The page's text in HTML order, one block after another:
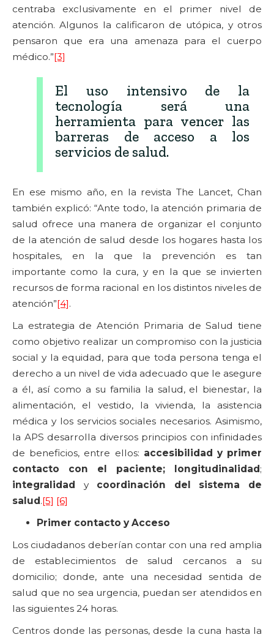
centraba exclusivamente en el primer nivel de
atención. Algunos la calificaron de utópica, y otros
pensaron que era una amenaza para el cuerpo
médico.”[3]
El uso intensivo de la
tecnología será una
herramienta para vencer las
barreras de acceso a los
servicios de salud.
En ese mismo año, en la revista The Lancet, Chan
también explicó: “Ante todo, la atención primaria de
salud ofrece una manera de organizar el conjunto
de la atención de salud desde los hogares hasta los
hospitales, en la que la prevención es tan
importante como la cura, y en la que se invierten
recursos de forma racional en los distintos niveles de
atención”[4].
La estrategia de Atención Primaria de Salud tiene
como objetivo realizar un compromiso con la justicia
social y la equidad, para que toda persona tenga el
derecho a un nivel de vida adecuado que le asegure
a él, así como a su familia la salud, el bienestar, la
alimentación, el vestido, la vivienda, la asistencia
médica y los servicios sociales necesarios. Asimismo,
la APS desarrolla diversos principios con infinidades
de beneficios, entre ellos: accesibilidad y primer
contacto con el paciente;
longitudinalidad ;
integralidad
y coordinación del sistema de
salud .[5] [6]
Primer contacto y Acceso
Los ciudadanos deberían contar con una red amplia
de establecimientos de salud cercanos a su
domicilio; donde, ante una necesidad sentida de
salud que no sea urgencia, puedan ser atendidos en
las siguientes 24 horas.
Centros donde las personas, desde la cuna hasta la